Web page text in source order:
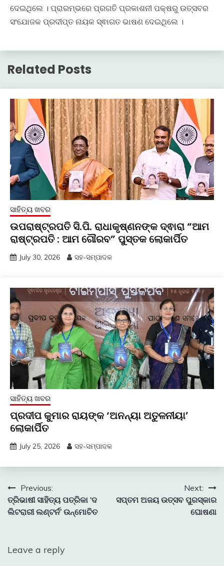
ଦେଇଥିଲେ । ପ୍ରାରମ୍ଭରେ ପ୍ରଗତି ପ୍ରକାଶନୀ ପକ୍ଷରୁ ଉତ୍ସବର
ସଂଯୋଜକ ପ୍ରଦୀପ୍ତ ନାୟକ ସ୍ଵାଗତ ଭାଷଣ ଦେଇଥିଲେ ।
Related Posts
ସାହିତ୍ୟ ଖବର
ଉପରାଷ୍ଟ୍ରପତି ସି.ପି. ରାଧାକୃଷ୍ଣନଙ୍କ ଦ୍ଵାରା “ଆମ
ରାଷ୍ଟ୍ରପତି : ଆମ ଗୌରବ” ପୁସ୍ତକ ଲୋକାର୍ପିତ
July 30, 2026 ସହ-ସମ୍ପାଦକ
ସାହିତ୍ୟ ଖବର
ପ୍ରଦୀପ କୁମାର ରାୟଙ୍କ ‘ଅନନ୍ୟା ଅତୁଳନୀୟା’
ଲୋକାର୍ପିତ
July 25, 2026 ସହ-ସମ୍ପାଦକ
Post
navigation
Previous:
ତ୍ରିଭାଷୀ ସାହିତ୍ୟ ପତ୍ରିକା ‘ଦ
ଲିଟରାରୀ ଲଣ୍ଟର୍ନ’ ଉନ୍ମୋଚିତ
Next:
ସପ୍ତମ ଅଜୟ ଉତ୍ସବ ପୁରସ୍କାର
ଘୋଷଣା
Leave a reply